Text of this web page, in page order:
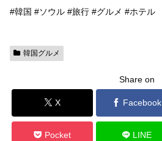
#韓国 #ソウル #旅行 #グルメ #ホテル
韓国グルメ
Share on
X Facebook
Pocket LINE